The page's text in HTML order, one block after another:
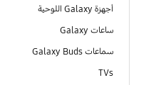
أجهزة Galaxy اللوحية
ساعات Galaxy
سماعات Galaxy Buds
TVs